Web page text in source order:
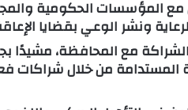
المؤسسات الحكومية
ونشر الوعي بقضايا
مع المحافظة، مشيدًا
المستدامة من خلال